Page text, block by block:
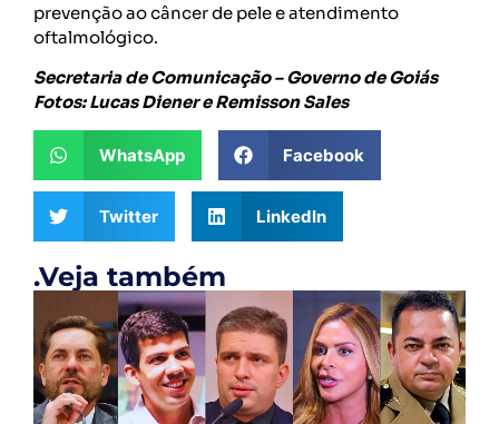
prevenção ao câncer de pele e atendimento
oftalmológico.
Secretaria de Comunicação – Governo de Goiás
Fotos: Lucas Diener e Remisson Sales
WhatsApp Facebook
Twitter LinkedIn
.Veja também